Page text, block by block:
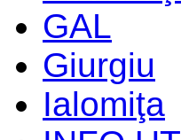
GAL
Giurgiu
Ialomiţa